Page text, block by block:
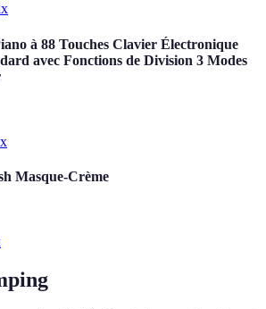
à 88 Touches Clavier Électronique
avec Fonctions de Division 3 Modes
Masque-Crème